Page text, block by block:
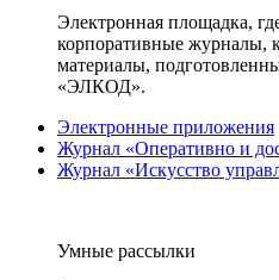
Электронная площадка,
корпоративные журналы,
материалы,
«ЭЛКОД».
Электронные приложения
Журнал «Оперативно и
Журнал «Искусство
Умные рассылки